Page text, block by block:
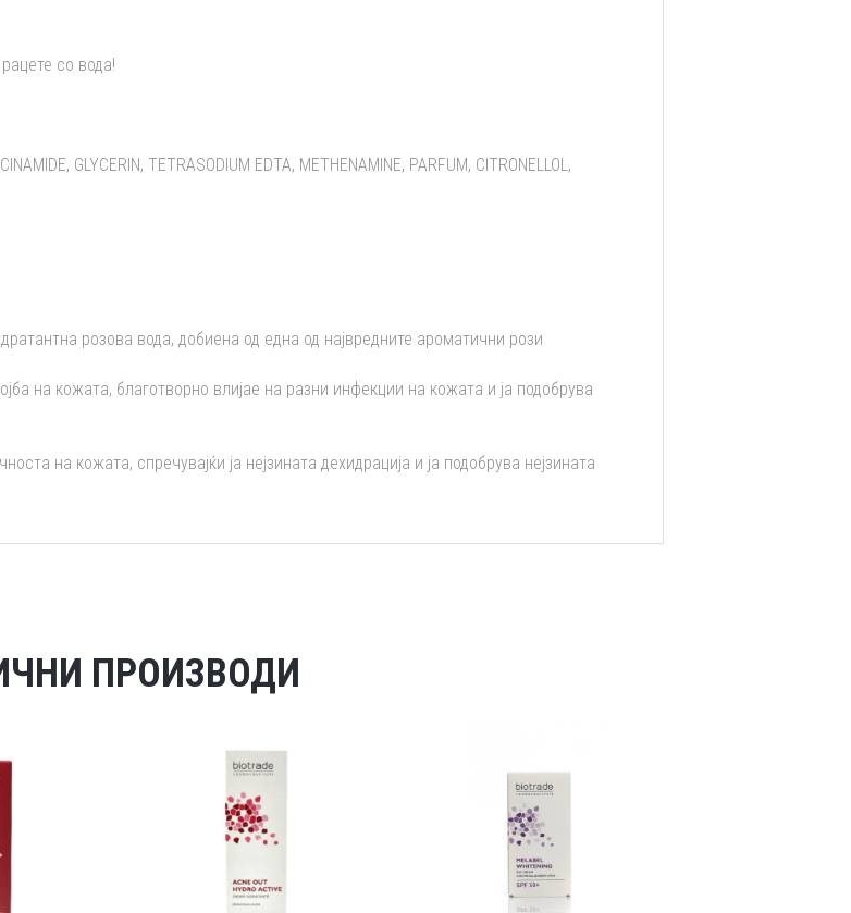
со вода!
GLYCERIN, TETRASODIUM EDTA, METHENAMINE, PARFUM, CITRONELLOL,
розова вода, добиена од една од највредните ароматични рози
на кожата, благотворно влијае на разни инфекции на кожата и ја подобрува
на кожата, спречувајќи ја нејзината дехидрација и ја подобрува нејзината
ПРОИЗВОДИ